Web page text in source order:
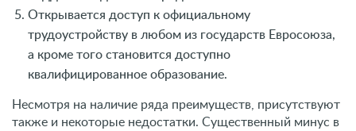
Открывается доступ к официальному
трудоустройству в любом из государств Евросоюза,
а кроме того становится доступно
квалифицированное образование.
Несмотря на наличие ряда преимуществ, присутствуют
также и некоторые недостатки. Существенный минус в